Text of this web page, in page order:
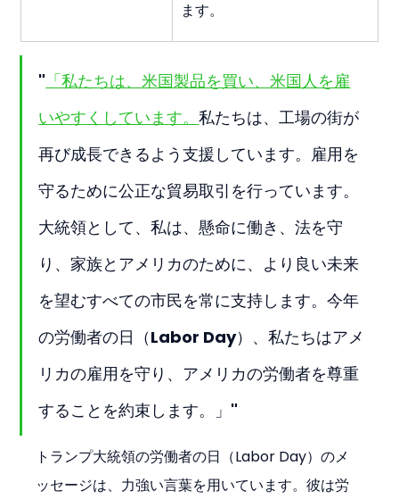
ます。
" 「私たちは、米国製品を買い、米国人を雇
いやすくしています。私たちは、工場の街が
再び成長できるよう支援しています。雇用を
守るために公正な貿易取引を行っています。
大統領として、私は、懸命に働き、法を守
り、家族とアメリカのために、より良い未来
を望むすべての市民を常に支持します。今年
の労働者の日（Labor Day）、私たちはアメ
リカの雇用を守り、アメリカの労働者を尊重
することを約束します。」"
トランプ大統領の労働者の日（Labor Day）のメ
ッセージは、力強い言葉を用いています。彼は労